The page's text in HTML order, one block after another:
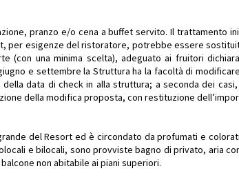
pranzo e/o cena a buffet servito. Il trattamento
per esigenze del ristoratore, potrebbe essere
(con una minima scelta), adeguato ai fruitori
e settembre la Struttura ha la facoltà di
data di check in alla struttura; a seconda dei
della modifica proposta, con restituzione
del Resort ed è circondato da profumati e
e bilocali, sono provviste bagno di privato, aria
non abitabile ai piani superiori.